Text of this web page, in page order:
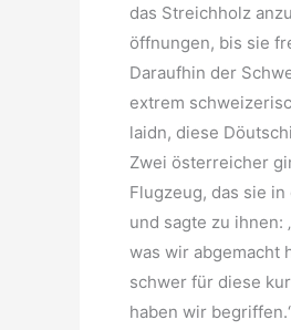
das Streichholz
öffnungen, bis sie
Daraufhin der
extrem
laidn, diese
Zwei österreicher
Flugzeug, das sie
und sagte zu ihnen:
was wir abgemacht
schwer für diese
haben wir